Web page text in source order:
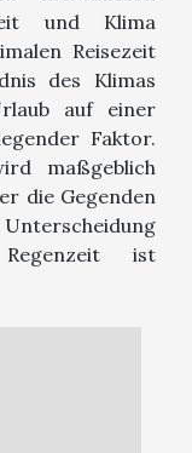
und Klima
Reisezeit
des Klimas
auf einer
Faktor.
maßgeblich
die Gegenden
ist